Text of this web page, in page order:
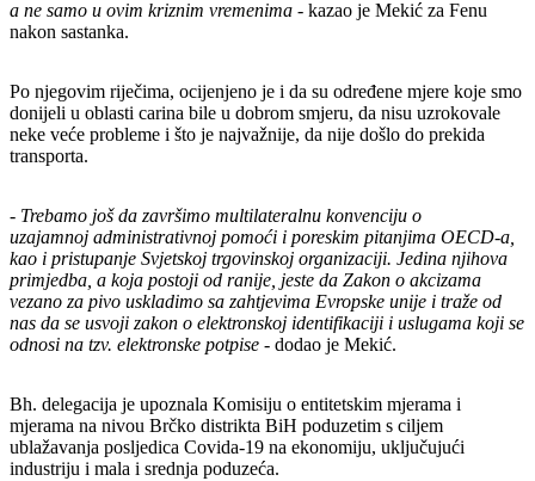
a ne samo u ovim kriznim vremenima - kazao je Mekić za Fenu
nakon sastanka.
Po njegovim riječima, ocijenjeno je i da su određene mjere koje smo
donijeli u oblasti carina bile u dobrom smjeru, da nisu uzrokovale
neke veće probleme i što je najvažnije, da nije došlo do prekida
transporta.
- Trebamo još da završimo multilateralnu konvenciju o
uzajamnoj administrativnoj pomoći i poreskim pitanjima OECD-a,
kao i pristupanje Svjetskoj trgovinskoj organizaciji. Jedina njihova
primjedba, a koja postoji od ranije, jeste da Zakon o akcizama
vezano za pivo uskladimo sa zahtjevima Evropske unije i traže od
nas da se usvoji zakon o elektronskoj identifikaciji i uslugama koji se
odnosi na tzv. elektronske potpise - dodao je Mekić.
Bh. delegacija je upoznala Komisiju o entitetskim mjerama i
mjerama na nivou Brčko distrikta BiH poduzetim s ciljem
ublažavanja posljedica Covida-19 na ekonomiju, uključujući
industriju i mala i srednja poduzeća.